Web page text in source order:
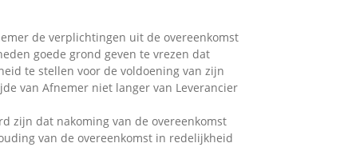
de verplichtingen uit de overeenkomst
goede grond geven te vrezen dat
te stellen voor de voldoening van zijn
van Afnemer niet langer van Leverancier
zijn dat nakoming van de overeenkomst
van de overeenkomst in redelijkheid